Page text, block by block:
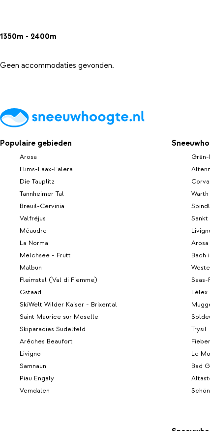
1350m - 2400m
Geen accommodaties gevonden.
Populaire gebieden
Arosa
Flims-Laax-Falera
Die Tauplitz
Tannheimer Tal
Breuil-Cervinia
Valfréjus
Méaudre
La Norma
Melchsee - Frutt
Malbun
Fleimstal (Val di Fiemme)
Gstaad
SkiWelt Wilder Kaiser - Brixental
Saint Maurice sur Moselle
Skiparadies Sudelfeld
Arêches Beaufort
Livigno
Samnaun
Piau Engaly
Vemdalen
Warth
Sankt
Arosa
Bach
Saas-
Lélex
Trysil
Le
Bad